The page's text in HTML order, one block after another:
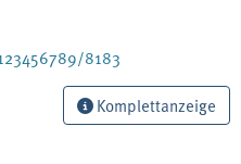
8183
Komplettanzeige